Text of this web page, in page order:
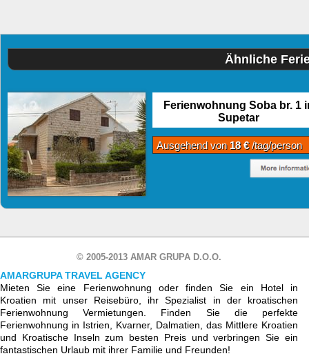
Ähnliche
Ferienwohnung Soba br. 1
Supetar
Ausgehend von 18 €/tag/person
© 2005-2013 AMAR GRUPA D.O.O.
AMARGRUPA TRAVEL AGENCY
Mieten Sie eine Ferienwohnung oder finden Sie ein Hotel in
Kroatien mit unser Reisebüro, ihr Spezialist in der kroatischen
Ferienwohnung Vermietungen. Finden Sie die perfekte
Ferienwohnung in Istrien, Kvarner, Dalmatien, das Mittlere Kroatien
und Kroatische Inseln zum besten Preis und verbringen Sie ein
fantastischen Urlaub mit ihrer Familie und Freunden!